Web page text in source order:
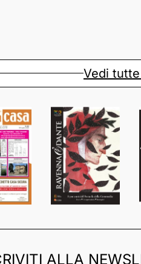
Vedi
ALLA